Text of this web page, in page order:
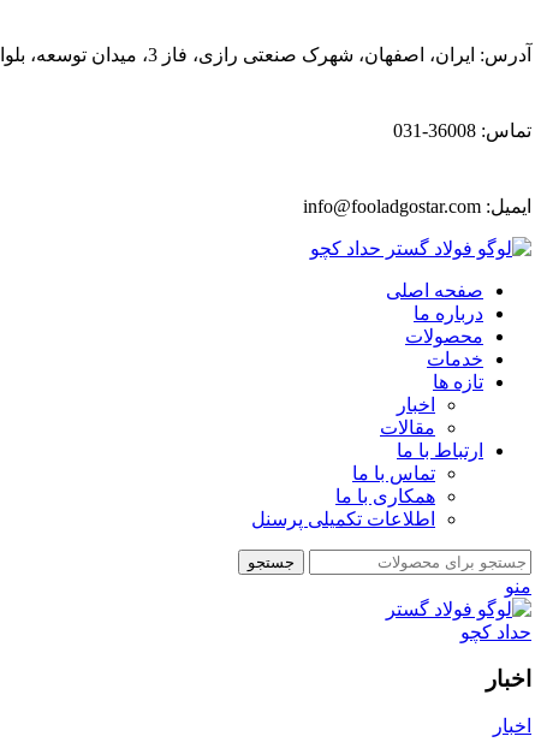
آدرس: ایران، اصفهان، شهرک صنعتی رازی، فاز 3، میدان توسعه، بلوار پیشتازان
تماس: 36008-031
ایمیل: info@fooladgostar.com
صفحه اصلی
درباره ما
محصولات
خدمات
تازه ها
اخبار
مقالات
ارتباط با ما
تماس با ما
همکاری با ما
اطلاعات تکمیلی پرسنل
جستجو
منو
اخبار
اخبار